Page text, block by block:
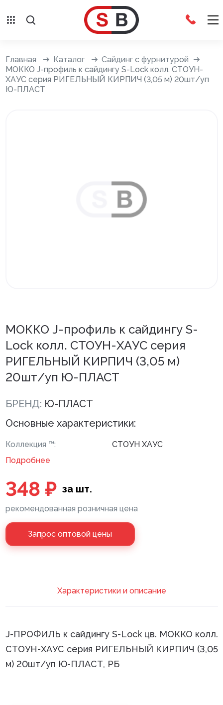
Сайдинг с фурнитурой
Листовые панели
Подоконники с комплектующими
Напольные покрытия ПВХ
Напольные покрытия ХДФ
Плинтус напольный с фурнитурой
Подложка
Керамическая плитка
Клей монтажный
Панели МДФ
Главная Каталог
Сайдинг с фурнитурой
МОККО J-профиль к сайдингу S-Lock колл. СТОУН-
ХАУС серия РИГЕЛЬНЫЙ КИРПИЧ (3,05 м) 20шт/уп
Ю-ПЛАСТ
МОККО J-профиль к сайдингу S-
Lock колл. СТОУН-ХАУС серия
РИГЕЛЬНЫЙ КИРПИЧ (3,05 м)
20шт/уп Ю-ПЛАСТ
БРЕНД: Ю-ПЛАСТ
Основные характеристики:
Коллекция ™:
СТОУН ХАУС
Подробнее
348 ₽ за шт.
рекомендованная розничная цена
Запрос оптовой цены
Xарактеристики и описание
J-ПРОФИЛЬ к сайдингу S-Lock цв. МОККО колл.
СТОУН-ХАУС серия РИГЕЛЬНЫЙ КИРПИЧ (3,05
м) 20шт/уп Ю-ПЛАСТ, РБ